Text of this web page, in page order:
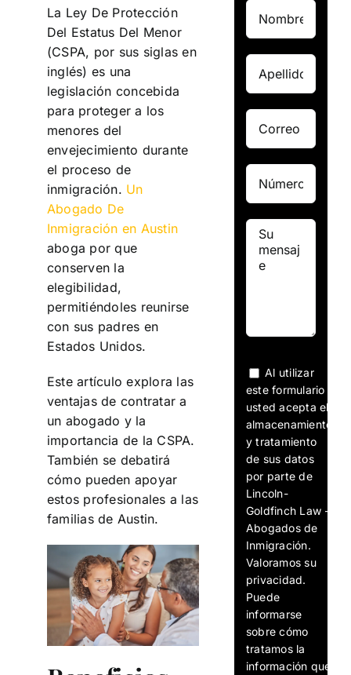
La Ley De Protección
Del Estatus Del Menor
(CSPA, por sus siglas en
inglés) es una
legislación concebida
para proteger a los
menores del
envejecimiento durante
el proceso de
inmigración. Un
Abogado De
Inmigración en Austin
aboga por que
conserven la
elegibilidad,
permitiéndoles reunirse
con sus padres en
Estados Unidos.
Este artículo explora las
ventajas de contratar a
un abogado y la
importancia de la CSPA.
También se debatirá
cómo pueden apoyar
estos profesionales a las
familias de Austin.
Al utilizar
este formulario
usted acepta el
almacenamiento
y tratamiento
de sus datos
por parte de
Lincoln-
Goldfinch Law -
Abogados de
Inmigración.
Valoramos su
privacidad.
Puede
informarse
sobre cómo
tratamos la
información que